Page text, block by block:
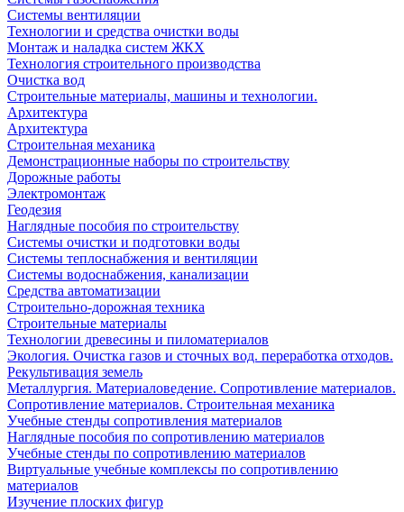
Системы вентиляции
Технологии и средства очистки воды
Монтаж и наладка систем ЖКХ
Технология строительного производства
Очистка вод
Строительные материалы, машины и технологии.
Архитектура
Архитектура
Cтроительная механика
Демонстрационные наборы по строительству
Дорожные работы
Электромонтаж
Геодезия
Наглядные пособия по строительству
Системы очистки и подготовки воды
Системы теплоснабжения и вентиляции
Системы водоснабжения, канализации
Средства автоматизации
Строительно-дорожная техника
Строительные материалы
Технологии древесины и пиломатериалов
Экология. Очистка газов и сточных вод. переработка отходов.
Рекультивация земель
Металлургия. Материаловедение. Сопротивление материалов.
Сопротивление материалов. Строительная механика
Учебные стенды сопротивления материалов
Наглядные пособия по сопротивлению материалов
Учебные стенды по сопротивлению материалов
Виртуальные учебные комплексы по сопротивлению
материалов
Изучение плоских фигур